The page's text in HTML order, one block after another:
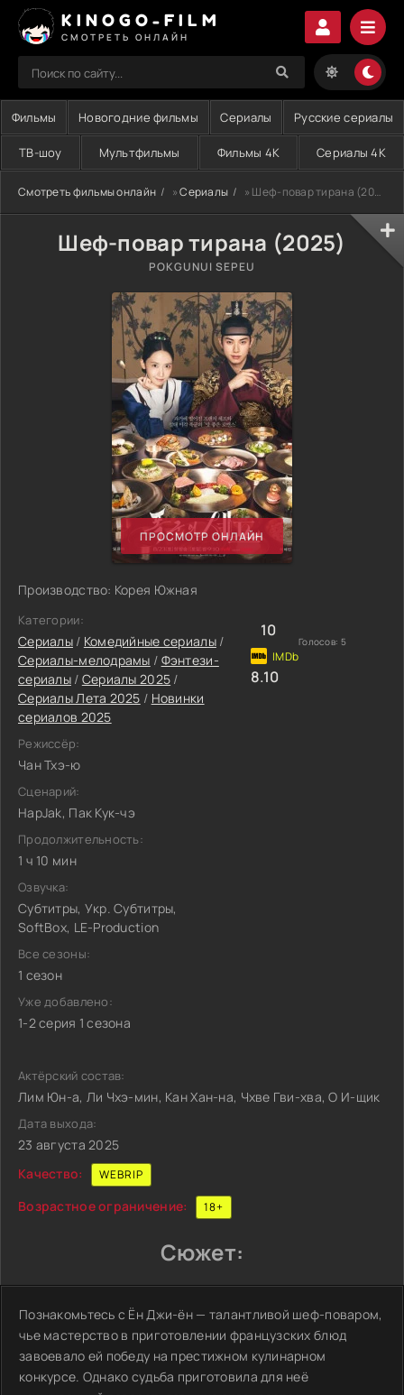
KINOGO-FILM
СМОТРЕТЬ ОНЛАЙН
Фильмы Новогодние фильмы Сериалы Русские сериалы
ТВ-шоу Мультфильмы Фильмы 4K Сериалы 4K
Смотреть фильмы онлайн »Сериалы » Шеф-повар тирана (2025)
Шеф-повар тирана (2025)
POKGUNUI SEPEU
ПРОСМОТР ОНЛАЙН
Производство: Корея Южная
Категории:
Сериалы/ Комедийные сериалы/
Сериалы-мелодрамы / Фэнтези-
сериалы/ Сериалы 2025 /
Сериалы Лета 2025 / Новинки
сериалов 2025
Режиссёр:
Чан Тхэ-ю
Сценарий:
HapJak, Пак Кук-чэ
Продолжительность:
1 ч 10 мин
Озвучка:
Субтитры, Укр. Субтитры,
SoftBox, LE-Production
Все сезоны:
1 сезон
Уже добавлено:
1-2 серия 1 сезона
10
Голосов: 5
8.10
Актёрский состав:
Лим Юн-а, Ли Чхэ-мин, Кан Хан-на, Чхве Гви-хва, О И-щик
Дата выхода:
23 августа 2025
Качество:
WEBRIP
Возрастное ограничение: 18+
Сюжет:
Познакомьтесь с Ён Джи-ён — талантливой шеф-поваром,
чье мастерство в приготовлении французских блюд
завоевало ей победу на престижном кулинарном
конкурсе. Однако судьба приготовила для неё